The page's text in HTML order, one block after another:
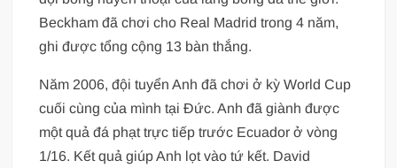
Beckham đã chơi cho Real Madrid trong 4 năm,
ghi được tổng cộng 13 bàn thắng.
Năm 2006, đội tuyển Anh đã chơi ở kỳ World Cup
cuối cùng của mình tại Đức. Anh đã giành được
một quả đá phạt trực tiếp trước Ecuador ở vòng
1/16. Kết quả giúp Anh lọt vào tứ kết. David